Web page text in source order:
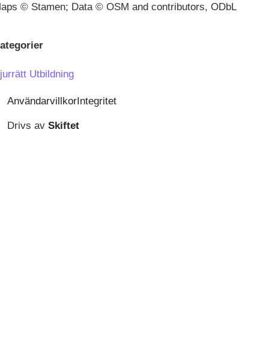
© Stamen; Data © OSM and contributors, ODbL
Utbildning
AnvändarvillkorIntegritet
Drivs av Skiftet